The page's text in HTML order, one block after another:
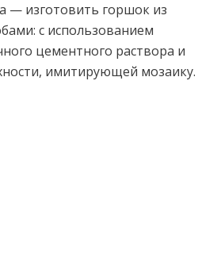
— изготовить горшок из
с использованием
цементного раствора и
имитирующей мозаику.